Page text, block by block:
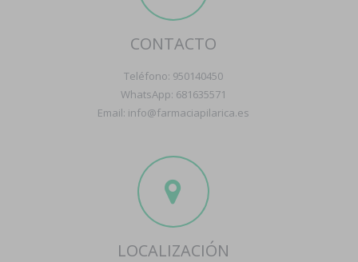
CONTACTO
Teléfono: 950140450
WhatsApp: 681635571
Email: info@farmaciapilarica.es
LOCALIZACIÓN